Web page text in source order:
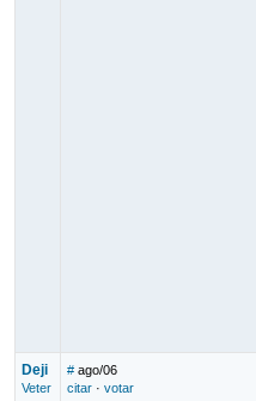
Deji
Veter
# ago/06
citar· votar